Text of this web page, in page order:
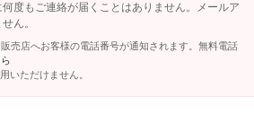
度もご連絡が届くことはありません。メールア
ん。
売店へお客様の電話番号が通知されます。無料電話
いただけません。